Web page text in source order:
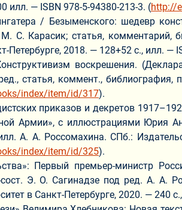
илл. — ISBN 978-5-94380-213-3. (http://
/ Безыменского: шедевр
С. Карасик; статья, комментарий,
Петербурге, 2018. — 128+52 с., илл. —
воскрешения.
статья, коммент.,
index/item/id/317).
приказов и декретов
Армии», с иллюстрациями Юрия
А. А. Россомахина. СПб.:
index/item/id/325).
Первый премьер-министр
Э. О. Сагинадзе под ред. А. А.
в Санкт-Петербурге, 2020. — 240